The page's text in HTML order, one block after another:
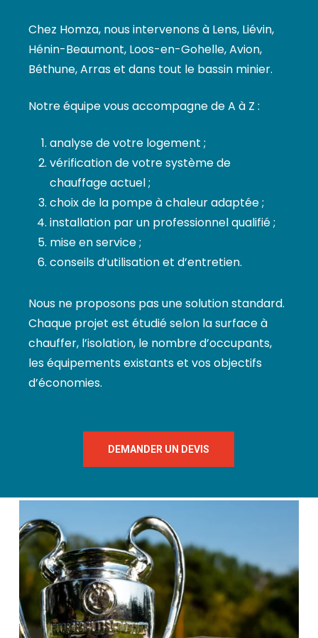
Chez Homza, nous intervenons à Lens, Liévin,
Hénin-Beaumont, Loos-en-Gohelle, Avion,
Béthune, Arras et dans tout le bassin minier.
Notre équipe vous accompagne de A à Z :
analyse de votre logement ;
vérification de votre système de
chauffage actuel ;
choix de la pompe à chaleur adaptée ;
installation par un professionnel qualifié ;
mise en service ;
conseils d’utilisation et d’entretien.
Nous ne proposons pas une solution standard.
Chaque projet est étudié selon la surface à
chauffer, l’isolation, le nombre d’occupants,
les équipements existants et vos objectifs
d’économies.
DEMANDER UN DEVIS